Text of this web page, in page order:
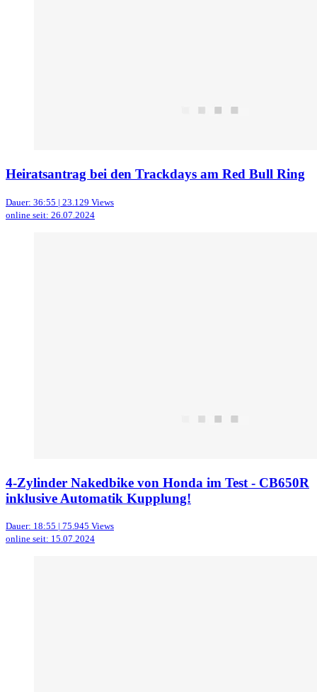
Heiratsantrag bei den Trackdays am Red Bull Ring
Dauer: 36:55 | 23.129 Views
online seit: 26.07.2024
4-Zylinder Nakedbike von Honda im Test - CB650R
inklusive Automatik Kupplung!
Dauer: 18:55 | 75.945 Views
online seit: 15.07.2024